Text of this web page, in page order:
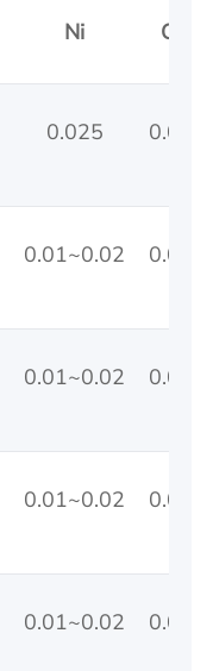
Ni Cr
0.025 0.01
0.01~0.02 0.01
0.01~0.02 0.01
0.01~0.02 0.01
0.01~0.02 0.01